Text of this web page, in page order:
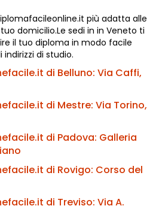
più adatta alle
domicilio.Le sedi in in Veneto ti
il tuo diploma in modo facile
di studio.
di Belluno: Via Caffi,
di Mestre: Via Torino,
di Padova: Galleria
di Rovigo: Corso del
di Treviso: Via A.